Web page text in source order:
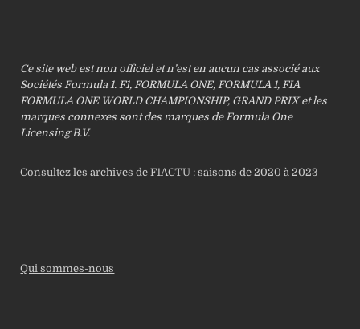
Ce site web est non officiel et n’est en aucun cas associé aux
Sociétés Formula 1. F1, FORMULA ONE, FORMULA 1, FIA
FORMULA ONE WORLD CHAMPIONSHIP, GRAND PRIX et les
marques connexes sont des marques de Formula One
Licensing B.V.
Consultez les archives de F1ACTU : saisons de 2020 à 2023
Qui sommes-nous